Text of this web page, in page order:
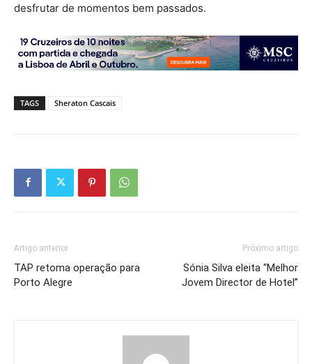
desfrutar de momentos bem passados.
TAGS Sheraton Cascais
Artigo anterior
TAP retoma operação para
Porto Alegre
Próximo artigo
Sónia Silva eleita “Melhor
Jovem Director de Hotel”